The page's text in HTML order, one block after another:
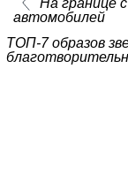
На границе
автомобилей
ТОП-7 образов